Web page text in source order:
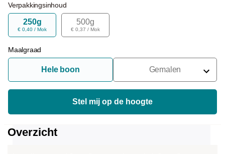
Verpakkingsinhoud
250g
€ 0,40 / Mok
500g
€ 0,37 / Mok
Maalgraad
Hele boon Gemalen
Voor Portafilter
Stel mij op de hoogte
Overzicht